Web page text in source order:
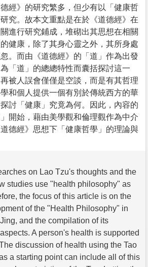
經》的研究繁多，但少有以「健康哲
究。故本文重點是在於《道德經》在
進行研究鋪成，堆砌出其思想在相關
健康，除了其身心靈之外，其所身處
。而由《道德經》的「道」作為出發
「道」的總總特性而囊括探討這一
被人誤會僅僅是空談，而是有其哲理
和個人提供一個有別於傳統西方的華
討「健康」究竟為何。因此，內容的
開始，藉由美學觀和倫理觀作為中介
德經》思想下「健康哲學」的理論與
on Lao Tzu's thoughts and the
studies use "health philosophy" as
the focus of this article is on the
of the "Health Philosophy" in
and the compilation of its
A person's health is supported
discussion of health using the Tao
a starting point can include all of this